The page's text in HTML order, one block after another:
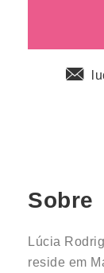
Sobre
Lúcia
reside em